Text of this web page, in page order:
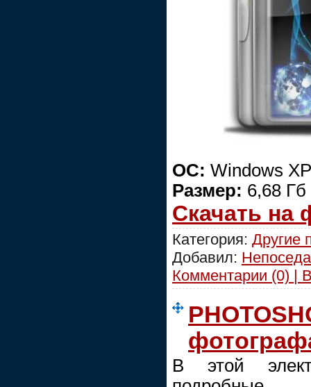
ОС: Windows
Размер: 6,68 Гб
Скачать на
Категория: Другие
Добавил: Непоседа
Комментарии (0) |
В этой